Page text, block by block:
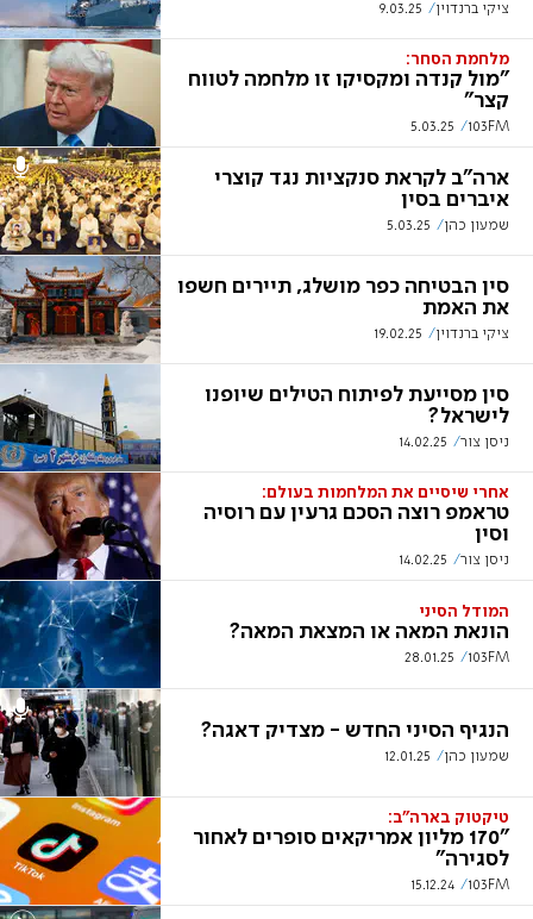
ציקי ברנדוין 9.03.25
מלחמת הסחר:
"מול קנדה ומקסיקו זו מלחמה לטווח
קצר"
103FM
5.03.25
ארה"ב לקראת סנקציות נגד קוצרי
איברים בסין
שמעון כהן 5.03.25
סין הבטיחה כפר מושלג, תיירים חשפו
את האמת
ציקי ברנדוין 19.02.25
סין מסייעת לפיתוח הטילים שיופנו
לישראל?
ניסן צור 14.02.25
אחרי שיסיים את המלחמות בעולם:
טראמפ רוצה הסכם גרעין עם רוסיה
וסין
ניסן צור 14.02.25
המודל הסיני
הונאת המאה או המצאת המאה?
103FM
28.01.25
הנגיף הסיני החדש - מצדיק דאגה?
שמעון כהן 12.01.25
טיקטוק בארה"ב:
"170 מליון אמריקאים סופרים לאחור
לסגירה"
103FM
15.12.24